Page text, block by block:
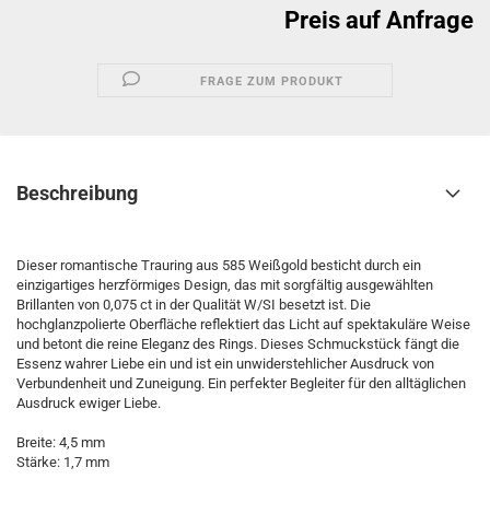
Preis auf Anfrage
FRAGE ZUM PRODUKT
Beschreibung
Dieser romantische Trauring aus 585 Weißgold besticht durch ein
einzigartiges herzförmiges Design, das mit sorgfältig ausgewählten
Brillanten von 0,075 ct in der Qualität W/SI besetzt ist. Die
hochglanzpolierte Oberfläche reflektiert das Licht auf spektakuläre Weise
und betont die reine Eleganz des Rings. Dieses Schmuckstück fängt die
Essenz wahrer Liebe ein und ist ein unwiderstehlicher Ausdruck von
Verbundenheit und Zuneigung. Ein perfekter Begleiter für den alltäglichen
Ausdruck ewiger Liebe.
Breite: 4,5 mm
Stärke: 1,7 mm